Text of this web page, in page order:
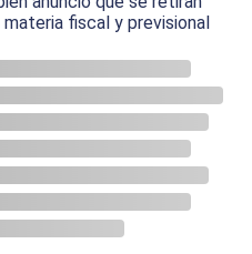
fiscal y previsional